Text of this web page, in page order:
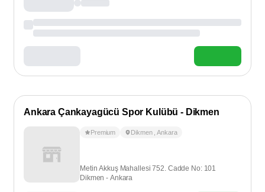
Ankara Çankayagücü Spor Kulübü - Dikmen
Premium Dikmen ,Ankara
Metin Akkuş Mahallesi 752. Cadde No: 101
Dikmen - Ankara